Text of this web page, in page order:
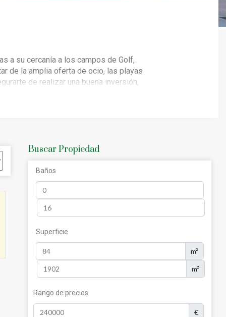
a su cercanía a los campos de Golf,
de la amplia oferta de ocio, las playas
de realizar una buena inversión,
Buscar Propiedad
Baños
Superficie
m²
m²
Rango de precios
€